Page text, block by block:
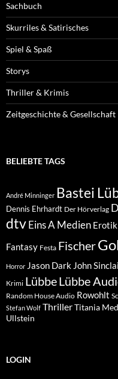
Sachbuch
Skurriles & Satirisches
Spiel & Spaß
Storys
Thriller & Krimis
Zeitgeschichte & Gesellschaft
BELIEBTE TAGS
André Minninger Bastei
Dennis Ehrhardt Der Hörverlag
dtvEins A Medien Erotik
Fantasy Festa Fischer
Horror Jason Dark John
Krimi LübbeLübbe
Random House Audio Rowohlt
Stefan Wolf ThrillerTitania
Ullstein
LOGIN